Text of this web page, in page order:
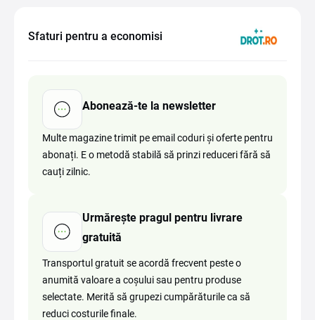
Sfaturi pentru a economisi
Abonează-te la newsletter
Multe magazine trimit pe email coduri și oferte pentru
abonați. E o metodă stabilă să prinzi reduceri fără să
cauți zilnic.
Urmărește pragul pentru livrare
gratuită
Transportul gratuit se acordă frecvent peste o
anumită valoare a coșului sau pentru produse
selectate. Merită să grupezi cumpărăturile ca să
reduci costurile finale.